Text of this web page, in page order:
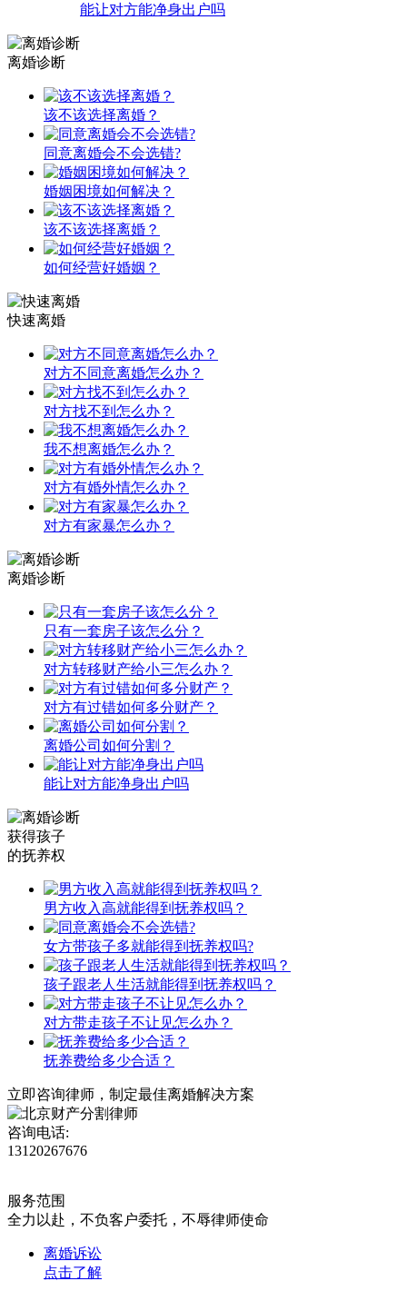
能让对方能净身出户吗
离婚诊断
该不该选择离婚？
同意离婚会不会选错?
婚姻困境如何解决？
该不该选择离婚？
如何经营好婚姻？
快速离婚
对方不同意离婚怎么办？
对方找不到怎么办？
我不想离婚怎么办？
对方有婚外情怎么办？
对方有家暴怎么办？
离婚诊断
只有一套房子该怎么分？
对方转移财产给小三怎么办？
对方有过错如何多分财产？
离婚公司如何分割？
能让对方能净身出户吗
获得孩子
的抚养权
男方收入高就能得到抚养权吗？
女方带孩子多就能得到抚养权吗?
孩子跟老人生活就能得到抚养权吗？
对方带走孩子不让见怎么办？
抚养费给多少合适？
立即咨询律师， 制定最佳离婚解决方案
咨询电话:
13120267676
服务范围
全力以赴，不负客户委托，不辱律师使命
离婚诉讼
点击了解